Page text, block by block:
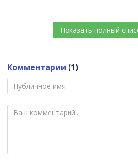
Показать полный
Комментарии (1)